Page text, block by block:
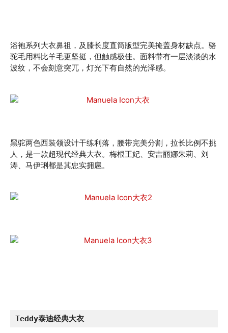
浴袍系列大衣鼻祖，及膝长度直筒版型完美掩盖身材缺点。骆
驼毛用料比羊毛更坚挺，但触感极佳。面料带有一层淡淡的水
波纹，不会刻意突兀，灯光下有自然的光泽感。
黑驼两色西装领设计干练利落，腰带完美分割，拉长比例不挑
人，是一款超现代经典大衣。梅根王妃、安吉丽娜朱莉、刘
涛、马伊琍都是其忠实拥扈。
Teddy泰迪经典大衣